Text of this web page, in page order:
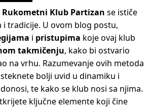
Rukometni Klub Partizan se ističe
i tradicije. U ovom blog postu,
i pristupima koje ovaj klub
takmičenju, kako bi ostvario
na vrhu. Razumevanje ovih metoda
bolji uvid u dinamiku i
te kako se klub nosi sa njima.
ključne elemente koji čine